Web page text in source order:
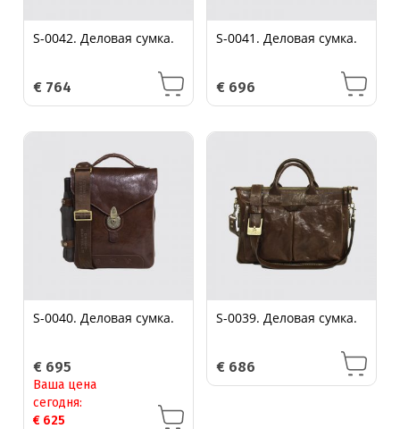
S-0042. Деловая сумка.
€ 764
S-0041. Деловая сумка.
€ 696
S-0040. Деловая сумка.
€ 695
Ваша цена
сегодня:
€ 625
S-0039. Деловая сумка.
€ 686